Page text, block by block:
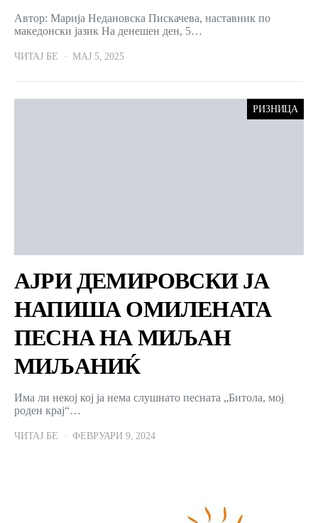
Автор: Марија Недановска Пискачева, наставник по
македонски јазик На денешен ден, 5…
ЧИТАЈ БЕ МАЈ 5, 2025
РИЗНИЦА
АЈРИ ДЕМИРОВСКИ ЈА
НАПИША ОМИЛЕНАТА
ПЕСНА НА МИЉАН
МИЉАНИЌ
Има ли некој кој ја нема слушнато песната „Битола, мој
роден крај“…
ЧИТАЈ БЕ ФЕВРУАРИ 9, 2024